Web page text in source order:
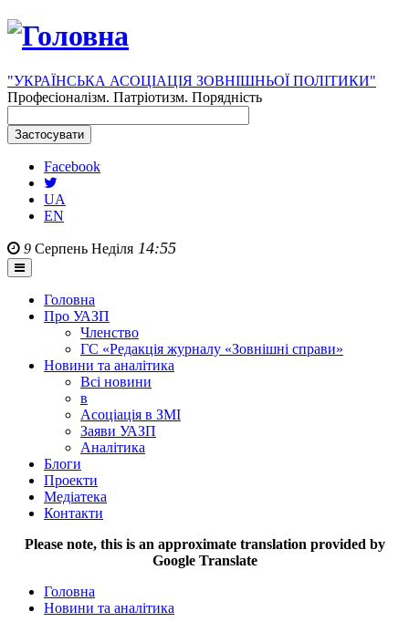
"УКРАЇНСЬКА АСОЦІАЦІЯ ЗОВНІШНЬОЇ ПОЛІТИКИ"
Професіоналізм. Патріотизм. Порядність
Facebook
UA
EN
9 Серпень Неділя 14:55
Головна
Про УАЗП
Членство
ГС «Редакція журналу «Зовнішні справи»
Новини та аналітика
Всі новини
в
Асоціація в ЗМІ
Заяви УАЗП
Аналітика
Блоги
Проекти
Медіатека
Контакти
Please note, this is an approximate translation provided by
Google Translate
Головна
Новини та аналітика